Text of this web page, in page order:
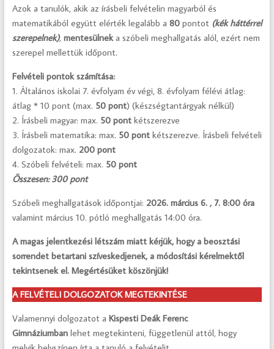
Azok a tanulók, akik az írásbeli felvételin magyarból és
matematikából együtt elérték legalább a 80pontot (kék háttérrel
szerepelnek), mentesülneka szóbeli meghallgatás alól, ezért nem
szerepel mellettük időpont.
Felvételi pontok számítása:
1. Általános iskolai 7. évfolyam év végi, 8. évfolyam félévi átlag:
átlag * 10 pont (max. 50 pont) (készségtantárgyak nélkül)
2. Írásbeli magyar: max. 50 pontkétszerezve
3. Írásbeli matematika: max. 50 pontkétszerezve. Írásbeli felvételi
dolgozatok: max. 200 pont
4. Szóbeli felvételi: max. 50 pont
Összesen: 300 pont
Szóbeli meghallgatások időpontjai: 2026. március 6. , 7. 8:00 óra
valamint március 10. pótló meghallgatás 14:00 óra.
A magas jelentkezési létszám miatt kérjük, hogy a beosztási
sorrendet betartani szíveskedjenek, a módosítási kérelmektől
tekintsenek el. Megértésüket köszönjük!
A FELVÉTELI DOLGOZATOK MEGTEKINTÉSE
Valamennyi dolgozatot a Kispesti Deák Ferenc
Gimnáziumbanlehet megtekinteni, függetlenül attól, hogy